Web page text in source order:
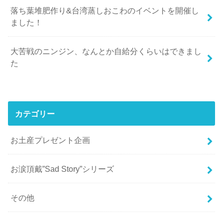
落ち葉堆肥作り&台湾蒸しおこわのイベントを開催し
ました！
大苦戦のニンジン、なんとか自給分くらいはできまし
た
カテゴリー
お土産プレゼント企画
お涙頂戴”Sad Story”シリーズ
その他